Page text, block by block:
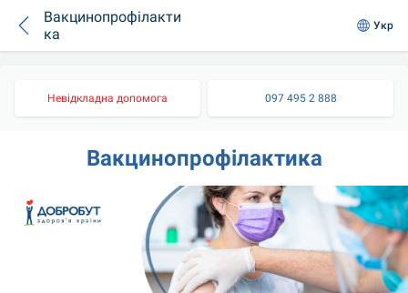
Вакцинопрофілакти
ка
Укр
Невідкладна допомога 097 495 2 888
Вакцинопрофілактика